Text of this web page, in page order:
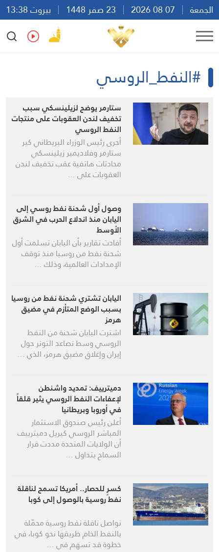
الجمعة
بيروت 13:38
Ar
En Fr Es
#النفط_الروسي
ستارمر يوضح لزيلينسكي سبب
تخفيف لندن العقوبات على منتجات
النفط الروسي
أجرى رئيس الوزراء البريطاني كير
ستارمر وفلاديمير زيلينسكي
محادثات هاتفية عقب تخفيف لندن
العقوبات على …
وصول أول شحنة نفط روسي إلى
اليابان منذ اندلاع الحرب في الشرق
الأوسط
أفادت تقارير بأن اليابان تسلمت أول
شحنة نفط من روسيا منذ توقف
الإمدادات العالمية، وذلك …
اليابان تشتري شحنة نفط من روسيا
بسبب الوضع المتأزم في مضيق
هرمز
اشترت اليابان شحنة من النفط
الروسي وسط تصاعد التوتر حول
إيران وإغلاق مضيق هرمز، الذي …
دميترييف: تمديد واشنطن
لإعفاءات النفط الروسي يثير قلقاً
في أوروبا وبريطانيا
أعلن رئيس صندوق الاستثمار
المباشر الروسي كيريل دميترييف
أن الولايات المتحدة مددت قرار
السماح بتداول …
كسرٍ للحصار.. أمريكا تسمح لناقلة
نفط روسية بالوصول إلى كوبا
تواصل ناقلة نفط روسية محمّلة
بالنفط الخام طريقها نحو كوبا، في
خطوة قد تسهم في …